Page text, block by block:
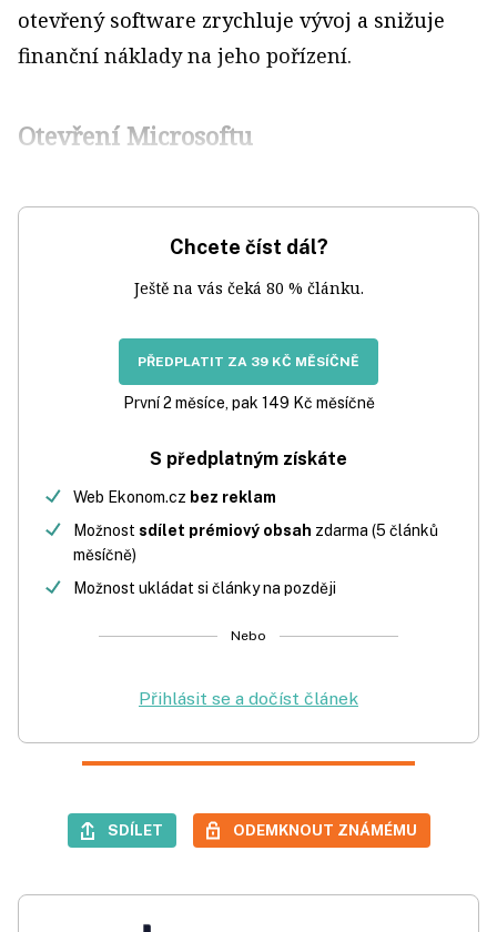
otevřený software zrychluje vývoj a snižuje
finanční náklady na jeho pořízení.
Otevření Microsoftu
Chcete číst dál?
Ještě na vás čeká 80 % článku.
PŘEDPLATIT ZA 39 KČ MĚSÍČNĚ
První 2 měsíce, pak 149 Kč měsíčně
S předplatným získáte
Web Ekonom.cz bez reklam
Možnost sdílet prémiový obsah zdarma (5 článků
měsíčně)
Možnost ukládat si články na později
Nebo
Přihlásit se a dočíst článek
SDÍLET ODEMKNOUT ZNÁMÉMU